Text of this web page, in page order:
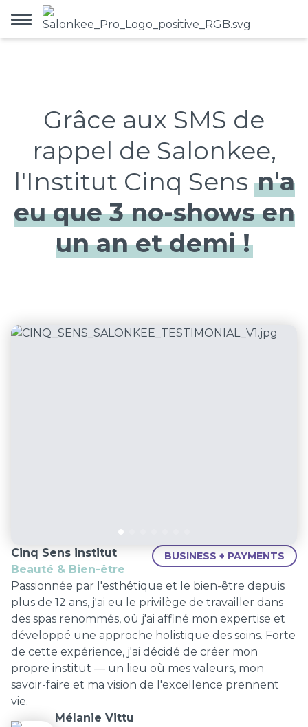
Grâce aux SMS de
rappel de Salonkee,
l'Institut Cinq Sens n'a
eu que 3 no-shows en
un an et demi !
Cinq Sens institut
Beauté & Bien-être
BUSINESS + PAYMENTS
Passionnée par l'esthétique et le bien-être depuis
plus de 12 ans, j'ai eu le privilège de travailler dans
des spas renommés, où j'ai affiné mon expertise et
développé une approche holistique des soins. Forte
de cette expérience, j'ai décidé de créer mon
propre institut — un lieu où mes valeurs, mon
savoir-faire et ma vision de l'excellence prennent
vie.
Mélanie Vittu